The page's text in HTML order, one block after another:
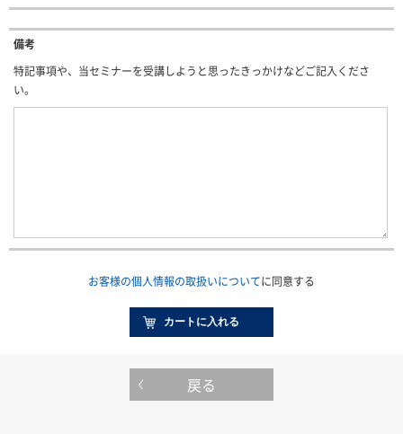
備考
特記事項や、当セミナーを受講しようと思ったきっかけなどご記入くださ
い。
お客様の個人情報の取扱いについてに同意する
戻る